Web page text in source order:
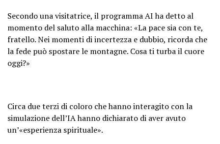
Secondo una visitatrice, il programma AI ha detto al
momento del saluto alla macchina: «La pace sia con te,
fratello. Nei momenti di incertezza e dubbio, ricorda che
la fede può spostare le montagne. Cosa ti turba il cuore
oggi?»
Circa due terzi di coloro che hanno interagito con la
simulazione dell’IA hanno dichiarato di aver avuto
un’«esperienza spirituale».